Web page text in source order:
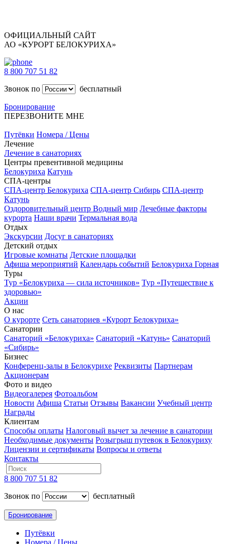
ОФИЦИАЛЬНЫЙ САЙТ
АО «КУРОРТ БЕЛОКУРИХА»
8 800 707 51 82
Звонок по
бесплатный
Бронирование
ПЕРЕЗВОНИТЕ МНЕ
Путёвки Номера / Цены
Лечение
Лечение в санаториях
Центры превентивной медицины
Белокуриха Катунь
СПА-центры
СПА-центр Белокуриха СПА-центр Сибирь СПА-центр
Катунь
Оздоровительный центр Водный мир Лечебные факторы
курорта Наши врачи Термальная вода
Отдых
Экскурсии Досуг в санаториях
Детский отдых
Игровые комнаты Детские площадки
Афиша мероприятий Календарь событий Белокуриха Горная
Туры
Тур «Белокуриха — сила источников» Тур «Путешествие к
здоровью»
Акции
О нас
О курорте Сеть санаториев «Курорт Белокуриха»
Санатории
Санаторий «Белокуриха» Санаторий «Катунь» Санаторий
«Сибирь»
Бизнес
Конференц-залы в Белокурихе Реквизиты Партнерам
Акционерам
Фото и видео
Видеогалерея Фотоальбом
Новости Афиша Статьи Отзывы Вакансии Учебный центр
Награды
Клиентам
Способы оплаты Налоговый вычет за лечение в санатории
Необходимые документы Розыгрыш путевок в Белокуриху
Лицензии и сертификаты Вопросы и ответы
Контакты
8 800 707 51 82
Звонок по
бесплатный
Бронирование
Путёвки
Номера / Цены